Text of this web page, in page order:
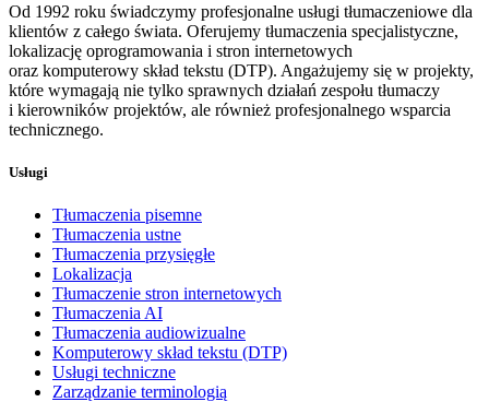
Od 1992 roku świadczymy profesjonalne usługi tłumaczeniowe dla
klientów z całego świata. Oferujemy tłumaczenia specjalistyczne,
lokalizację oprogramowania i stron internetowych
oraz komputerowy skład tekstu (DTP). Angażujemy się w projekty,
które wymagają nie tylko sprawnych działań zespołu tłumaczy
i kierowników projektów, ale również profesjonalnego wsparcia
technicznego.
Usługi
Tłumaczenia pisemne
Tłumaczenia ustne
Tłumaczenia przysięgłe
Lokalizacja
Tłumaczenie stron internetowych
Tłumaczenia AI
Tłumaczenia audiowizualne
Komputerowy skład tekstu (DTP)
Usługi techniczne
Zarządzanie terminologią